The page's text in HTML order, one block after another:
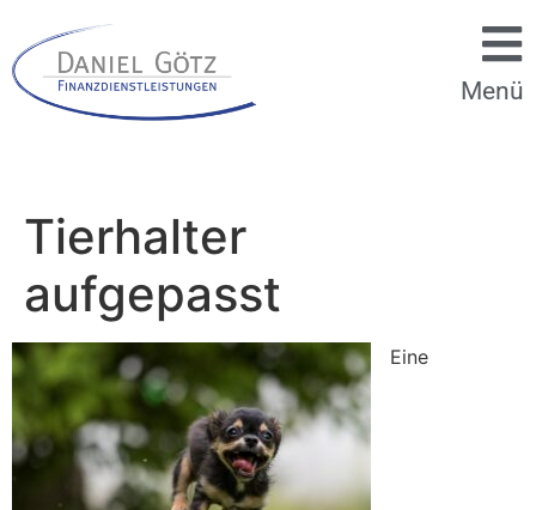
Menü
Tierhalter
aufgepasst
Eine